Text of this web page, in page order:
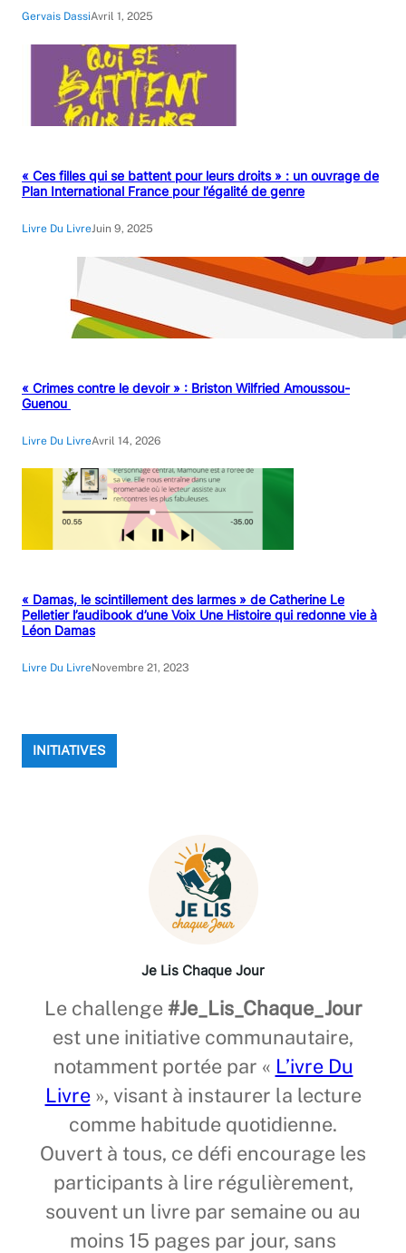
Gervais DassiAvril 1, 2025
« Ces filles qui se battent pour leurs droits » : un ouvrage de
Plan International France pour l’égalité de genre
Livre Du LivreJuin 9, 2025
« Crimes contre le devoir » : Briston Wilfried Amoussou-
Guenou
Livre Du LivreAvril 14, 2026
« Damas, le scintillement des larmes » de Catherine Le
Pelletier l’audibook d’une Voix Une Histoire qui redonne vie à
Léon Damas
Livre Du LivreNovembre 21, 2023
INITIATIVES
Je Lis Chaque Jour
Le challenge#Je_Lis_Chaque_Jour
est une initiative communautaire,
notamment portée par « L’ivre Du
Livre», visant à instaurer la lecture
comme habitude quotidienne.
Ouvert à tous, ce défi encourage les
participants à lire régulièrement,
souvent un livre par semaine ou au
moins 15 pages par jour, sans